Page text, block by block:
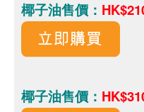
椰子油售價：
椰子油售價：